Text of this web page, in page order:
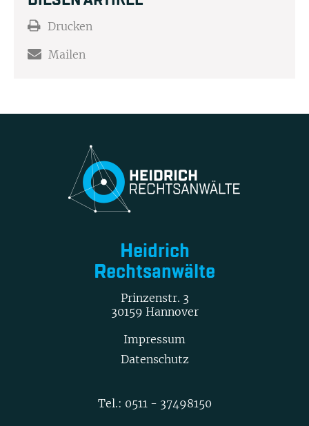
Drucken
Mailen
Heidrich
Rechtsanwälte
Prinzenstr. 3
30159 Hannover
Impressum
Datenschutz
Tel.: 0511 - 37498150